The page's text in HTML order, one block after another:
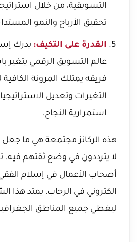
التسويقية، من خلال
تحقيق الأرباح والنمو
القدرة على التكيف: يدرك
عالم التسويق الرقمي يتغير
فريقه يمتلك المرونة
التغيرات وتعديل
استمرارية النجاح.
هذه الركائز مجتمعة هي ما
لا يترددون في وضع ثقتهم فيه.
أصحاب الأعمال في إسلام
الكتروني في الرحاب، يمتد هذا
ليغطي جميع المناطق